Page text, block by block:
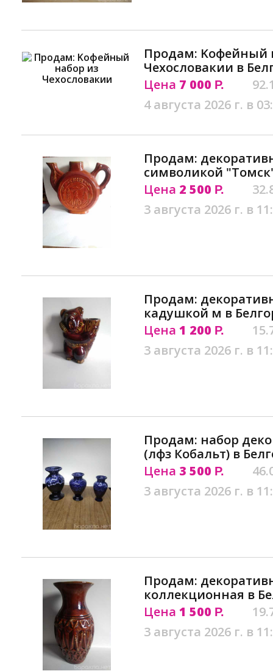
Продам: Kофейный
Чеxословакии в
Цена 7 000 Р.
4 августа 2026 г. в
Продам:
символикой
Цена 2 500 Р.
3 августа 2026 г. в
Продам:
кадушкой м в
Цена 1 200 Р.
3 августа 2026 г. в
Продам: набор
(лфз Кобальт) в
Цена 3 500 Р.
3 августа 2026 г. в
Продам:
коллекционная в
Цена 1 500 Р.
3 августа 2026 г. в